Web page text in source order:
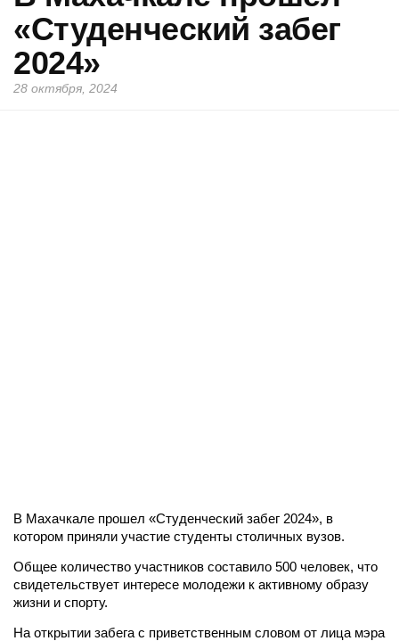
«Студенческий забег
2024»
28 октября, 2024
В Махачкале прошел «Студенческий забег 2024», в
котором приняли участие студенты столичных вузов.
Общее количество участников составило 500 человек, что
свидетельствует интересе молодежи к активному образу
жизни и спорту.
На открытии забега с приветственным словом от лица мэра